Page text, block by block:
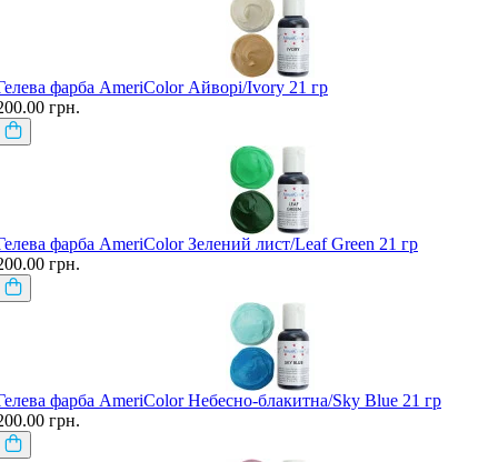
фарба AmeriColor Айворі/Ivory 21 гр
грн.
фарба AmeriColor Зелений лист/Leaf Green 21 гр
грн.
фарба AmeriColor Небесно-блакитна/Sky Blue 21 гр
грн.